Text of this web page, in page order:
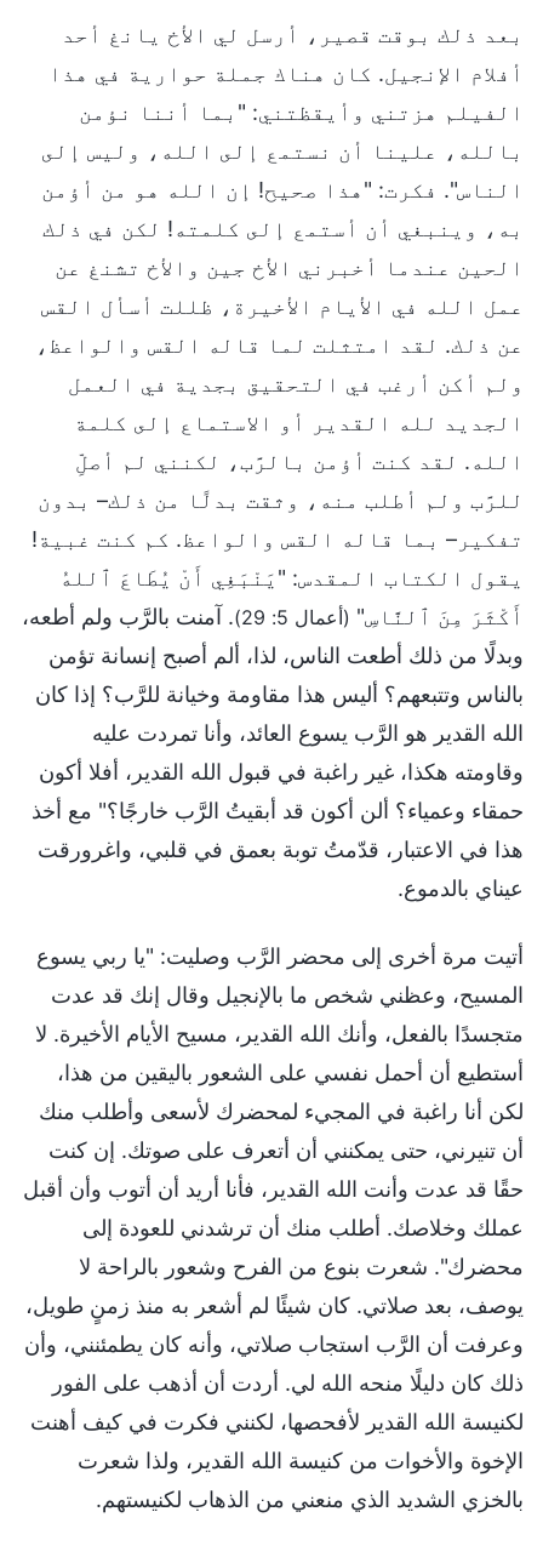
بعد ذلك بوقت قصير، أرسل لي الأخ يانغ أحد
أفلام الإنجيل. كان هناك جملة حوارية في هذا
الفيلم هزتني وأيقظتني: "بما أننا نؤمن
بالله، علينا أن نستمع إلى الله، وليس إلى
الناس". فكرت: "هذا صحيح! إن الله هو من أؤمن
به، وينبغي أن أستمع إلى كلمته! لكن في ذلك
الحين عندما أخبرني الأخ جين والأخ تشنغ عن
عمل الله في الأيام الأخيرة، ظللت أسأل القس
عن ذلك. لقد امتثلت لما قاله القس والواعظ،
ولم أكن أرغب في التحقيق بجدية في العمل
الجديد لله القدير أو الاستماع إلى كلمة
الله. لقد كنت أؤمن بالرَّب، لكنني لم أصلِّ
للرَّب ولم أطلب منه، وثقت بدلًا من ذلك– بدون
تفكير– بما قاله القس والواعظ. كم كنت غبية!
يقول الكتاب المقدس: "يَنْبَغِي أَنْ يُطَاعَ ٱللهُ
أَكْثَرَ مِنَ ٱلنَّاسِ" (أعمال 5: 29)
. آمنت بالرَّب ولم أطعه،
وبدلًا من ذلك أطعت الناس، لذا، ألم أصبح إنسانة تؤمن
بالناس وتتبعهم؟ أليس هذا مقاومة وخيانة للرَّب؟ إذا كان
الله القدير هو الرَّب يسوع العائد، وأنا تمردت عليه
وقاومته هكذا، غير راغبة في قبول الله القدير، أفلا أكون
حمقاء وعمياء؟ ألن أكون قد أبقيتُ الرَّب خارجًا؟" مع أخذ
هذا في الاعتبار، قدّمتُ توبة بعمق في قلبي، واغرورقت
عيناي بالدموع.
أتيت مرة أخرى إلى محضر الرَّب وصليت: "يا ربي يسوع
المسيح، وعظني شخص ما بالإنجيل وقال إنك قد عدت
متجسدًا بالفعل، وأنك الله القدير، مسيح الأيام الأخيرة. لا
أستطيع أن أحمل نفسي على الشعور باليقين من هذا،
لكن أنا راغبة في المجيء لمحضرك لأسعى وأطلب منك
أن تنيرني، حتى يمكنني أن أتعرف على صوتك. إن كنت
حقًا قد عدت وأنت الله القدير، فأنا أريد أن أتوب وأن أقبل
عملك وخلاصك. أطلب منك أن ترشدني للعودة إلى
محضرك". شعرت بنوع من الفرح وشعور بالراحة لا
يوصف، بعد صلاتي. كان شيئًا لم أشعر به منذ زمنٍ طويل،
وعرفت أن الرَّب استجاب صلاتي، وأنه كان يطمئنني، وأن
ذلك كان دليلًا منحه الله لي. أردت أن أذهب على الفور
لكنيسة الله القدير لأفحصها، لكنني فكرت في كيف أهنت
الإخوة والأخوات من كنيسة الله القدير، ولذا شعرت
بالخزي الشديد الذي منعني من الذهاب لكنيستهم.